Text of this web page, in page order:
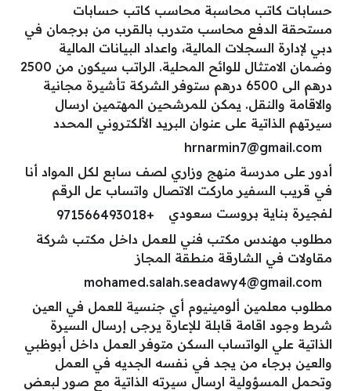
حسابات كاتب محاسبة محاسب كاتب حسابات
مستحقة الدفع محاسب متدرب بالقرب من برجمان في
دبي لإدارة السجلات المالية، واعداد البيانات المالية
وضمان الامتثال للوائح المحلية. الراتب سيكون من 2500
درهم الى 6500 درهم ستوفر الشركة تأشيرة مجانية
والاقامة والنقل. يمكن للمرشحين المهتمين ارسال
سيرتهم الذاتية على عنوان البريد الألكتروني المحدد
hrnarmin7@gmail.com
أدور على مدرسة منهج وزاري لصف سابع لكل المواد أنا
في قريب السفير ماركت الاتصال واتساب عل الرقم
لفجيرة بناية بروست سعودي
+971566493018
مطلوب مهندس مكتب فني للعمل داخل مكتب شركة
مقاولات في الشارقة منطقة المجاز
mohamed.salah.seadawy4@gmail.com
مطلوب معلمين ألومينيوم أي جنسية للعمل في العين
شرط وجود اقامة قابلة للإعارة يرجى إرسال السيرة
الذاتية علي الواتساب السكن متوفر العمل داخل أبوظبي
والعين برجاء من يجد في نفسه الجديه في العمل
وتحمل المسؤولية ارسال سيرته الذاتية مع صور لبعض